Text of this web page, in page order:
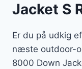
Jacket S
Er du på udkig
næste outdoor-
8000 Down